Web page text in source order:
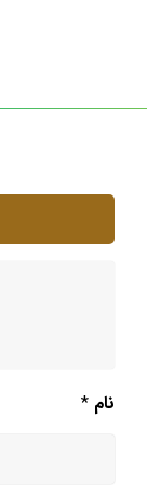
نام *